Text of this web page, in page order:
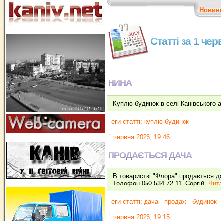
Статті за 1
НИНА
Куплю будинок в селі
Теги статті: куплю будинок
1 червня 2026, 19:46
ПРОДАЄТЬСЯ ДАЧА
В товаристві "Флора" продається
Телефон 050 534 72 11. Сергій.
Теги статті: дача продаж будинок
1 червня 2026, 19:15